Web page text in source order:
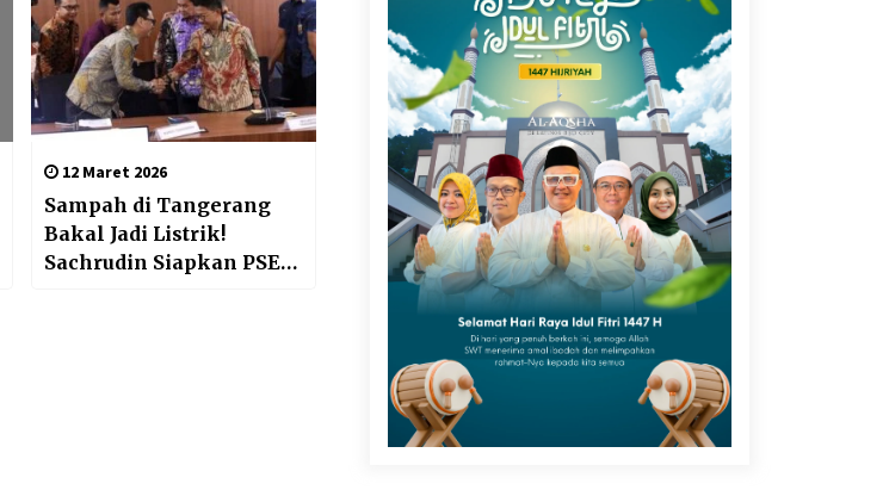
12 Maret 2026
Sampah di Tangerang
Bakal Jadi Listrik!
Sachrudin Siapkan PSEL,